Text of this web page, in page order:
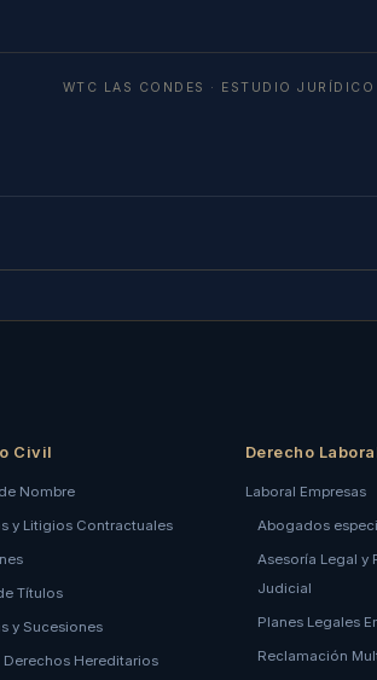
WTC LAS CONDES · ESTUDIO
Civil
Nombre
y Litigios Contractuales
Títulos
y Sucesiones
Derechos Hereditarios
Derecho
Laboral Empresas
Abogados
Asesoría Legal y
Judicial
Planes Legales
Reclamación